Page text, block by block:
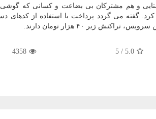
و هم مشتركان بی بضاعت و كسانی كه گوشی
5.0
/ 5
4358